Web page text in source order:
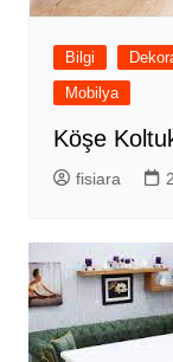
Bilgi
Mobilya
Köşe
fisiara